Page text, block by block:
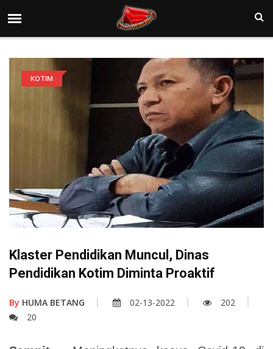
KOTIM
Klaster Pendidikan Muncul, Dinas
Pendidikan Kotim Diminta Proaktif
By HUMA BETANG 02-13-2022
202
20